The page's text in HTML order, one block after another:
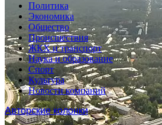
Политика
Экономика
Общество
Происшествия
ЖКХ и транспорт
Наука и образование
Спорт
Культура
Новости компаний
Авторские колонки